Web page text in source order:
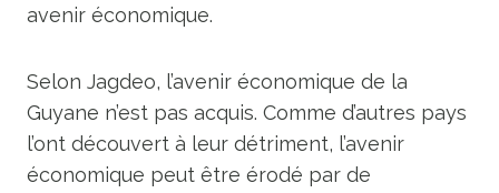
avenir économique.
Selon Jagdeo, l’avenir économique de la
Guyane n’est pas acquis. Comme d’autres pays
l’ont découvert à leur détriment, l’avenir
économique peut être érodé par de